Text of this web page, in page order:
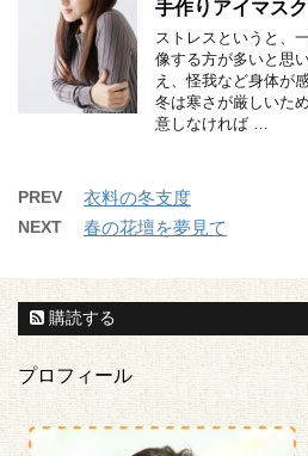
手作りアイマス
ストレスというと、
像する方が多いと思
え、怪我など身体が
冬は寒さが厳しいた
意しなければ …
PREV 衣料の冬支度
NEXT 春の花壇を夢見て
購読する
プロフィール